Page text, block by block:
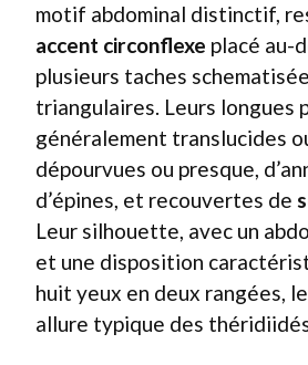
motif abdominal distinctif,
accent circonflexe placé au-
plusieurs taches
triangulaires. Leurs longues
généralement translucides
dépourvues ou presque,
d’épines, et recouvertes de
Leur silhouette, avec un
et une disposition
huit yeux en deux rangées,
allure typique des